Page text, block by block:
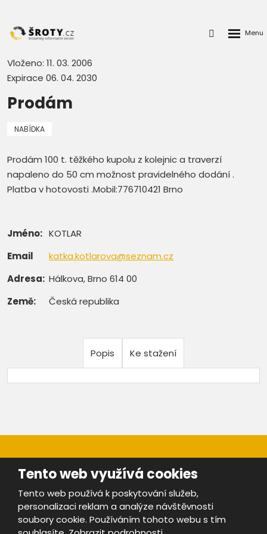
Přihlášení
Vloženo: 11. 03. 2006
Expirace 06. 04. 2030
Prodám
NABÍDKA
Prodám 100 t. těžkého kupolu z kolejnic a traverzí
napaleno do 50 cm možnost pravidelného dodání .
Platba v hotovosti .Mobil:776710421 Brno
Jméno: KOTLAR
Email
katka.kotlarova@seznam.cz
Adresa: Hálkova, Brno 614 00
Země:
Česká republika
Popis Ke stažení
Mapa stránek |Bezpečnost a ochrana osobních údajů
Podmínky použití
Tento web využívá cookies
Tento web používá k poskytování služeb,
personalizaci reklam a analýze návštěvnosti
soubory cookie. Používáním tohoto webu s tím